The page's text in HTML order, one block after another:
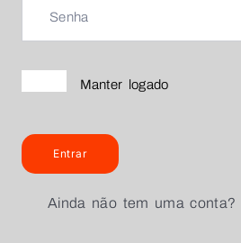
Manter logado
Entrar
Ainda não tem uma conta?